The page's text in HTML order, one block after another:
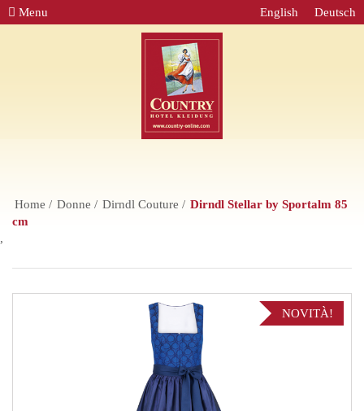
Menu Deutsch
English
Home Donne Dirndl Couture
Dirndl Stellar by Sportalm 85
cm
,
NOVITÀ!